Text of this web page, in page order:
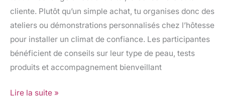
cliente. Plutôt qu’un simple achat, tu organises donc des
ateliers ou démonstrations personnalisés chez l’hôtesse
pour installer un climat de confiance. Les participantes
bénéficient de conseils sur leur type de peau, tests
produits et accompagnement bienveillant
Lire la suite »